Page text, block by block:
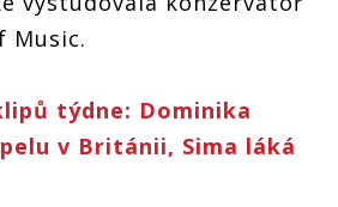
Music.
týdne: Dominika
v Británii, Sima láká